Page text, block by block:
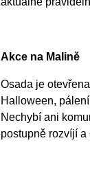
Akce na Malině
Osada je
Halloween,
Nechybí ani
postupně rozvíjí a